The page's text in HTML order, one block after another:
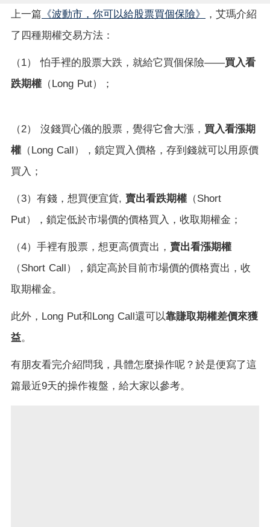
上一篇 《波動市，你可以給股票買個保險》
，艾瑪介紹
了四種期權交易方法：
（1） 怕手裡的股票大跌，就給它買個保險——買入看
跌期權 （ Long Put）；
（2） 沒錢買心儀的股票，覺得它會大漲， 買入看漲期
權 （ Long Call ），鎖定買入價格，存到錢就可以用原價
買入；
（3）有錢，想買便宜貨, 賣出看跌期權 （Short
Put），鎖定低於市場價的價格買入，收取期權金；
（4）手裡有股票，想更高價賣出， 賣出看漲期權
（Short Call ），鎖定高於目前市場價的價格賣出，收
取期權金。
此外， Long Put和 Long Call 還可以靠賺取期權差價來獲
益。
有朋友看完介紹問我，具體怎麼操作呢？於是便寫了這
篇最近9天的操作複盤，給大家以參考。